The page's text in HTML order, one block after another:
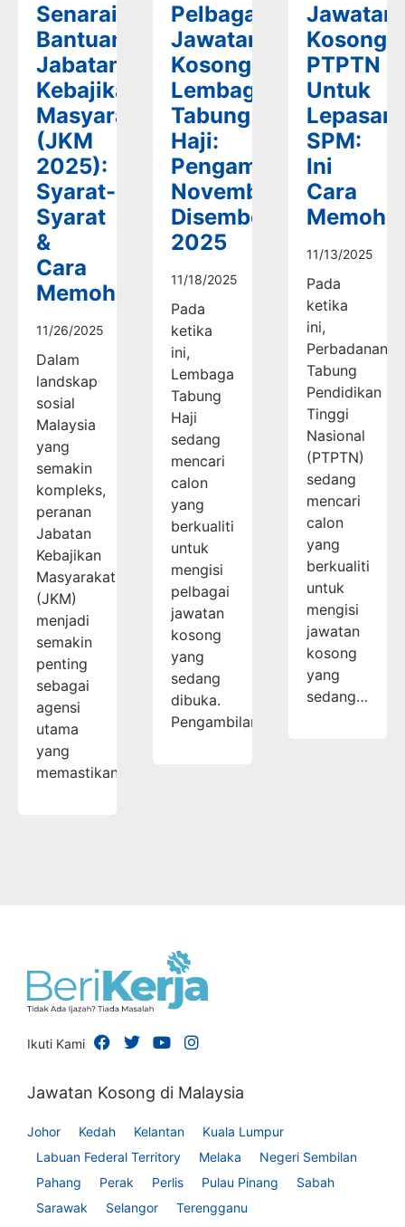
Senarai
Bantuan
Jabatan
Kebajikan
Masyarakat
(JKM
2025):
Syarat-
Syarat
&
Cara
Memohon
11/26/2025
Dalam
landskap
sosial
Malaysia
yang
semakin
kompleks,
peranan
Jabatan
Kebajikan
Masyarakat
(JKM)
menjadi
semakin
penting
sebagai
agensi
utama
yang
memastikan…
Pelbagai
Jawatan
Kosong
Lembaga
Tabung
Haji:
Pengambilan
November-
Disember
2025
11/18/2025
Pada
ketika
ini,
Lembaga
Tabung
Haji
sedang
mencari
calon
yang
berkualiti
untuk
mengisi
pelbagai
jawatan
kosong
yang
sedang
dibuka.
Pengambilan…
Jawatan
Kosong
PTPTN
Untuk
Lepasan
SPM:
Ini
Cara
11/13/2025
Pada
ketika
ini,
Perbadanan
Tabung
Pendidikan
Tinggi
Nasional
(PTPTN)
sedang
mencari
calon
yang
berkualiti
untuk
mengisi
jawatan
kosong
yang
sedang…
Ikuti Kami
Jawatan Kosong di Malaysia
Johor Kedah Kelantan
Kuala Lumpur
Labuan Federal Territory
Melaka
Negeri Sembilan
Pahang
Perak Perlis Pulau Pinang
Sabah
Sarawak
Selangor Terengganu